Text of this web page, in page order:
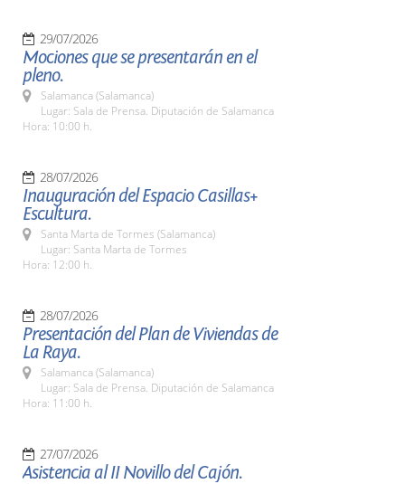
29/07/2026
Mociones que se presentarán en el
pleno.
Salamanca (Salamanca)
Lugar: Sala de Prensa. Diputación de Salamanca
Hora: 10:00 h.
28/07/2026
Inauguración del Espacio Casillas+
Escultura.
Santa Marta de Tormes (Salamanca)
Lugar: Santa Marta de Tormes
Hora: 12:00 h.
28/07/2026
Presentación del Plan de Viviendas de
La Raya.
Salamanca (Salamanca)
Lugar: Sala de Prensa. Diputación de Salamanca
Hora: 11:00 h.
27/07/2026
Asistencia al II Novillo del Cajón.